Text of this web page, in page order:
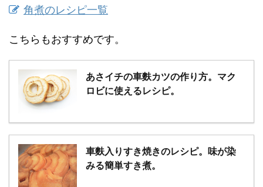
角煮のレシピ一覧
こちらもおすすめです。
あさイチの車麩カツの作り方。マク
ロビに使えるレシピ。
車麩入りすき焼きのレシピ。味が染
みる簡単すき煮。